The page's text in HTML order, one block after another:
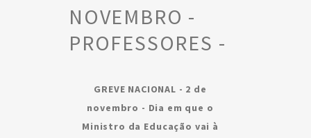
NOVEMBRO -
PROFESSORES -
NA LUTA
GREVE NACIONAL - 2 de
novembro - Dia em que o
Ministro da Educação vai à